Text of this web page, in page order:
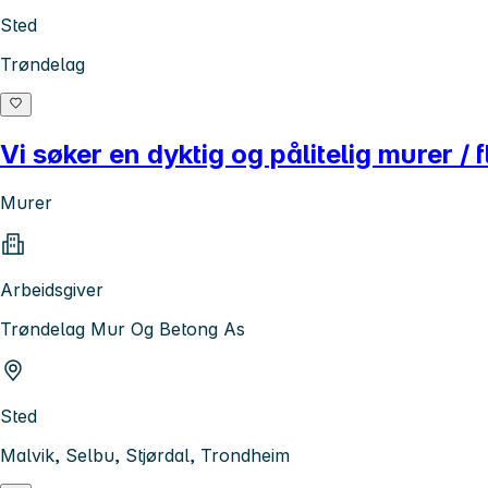
Sted
Trøndelag
Vi søker en dyktig og pålitelig murer /
Murer
Arbeidsgiver
Trøndelag Mur Og Betong As
Sted
Malvik, Selbu, Stjørdal, Trondheim